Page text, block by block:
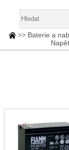
>> Baterie a